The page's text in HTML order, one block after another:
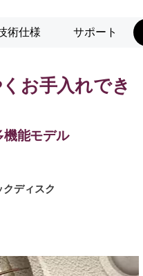
術仕様 サポート
お手入れでき
機能モデル
ディスク